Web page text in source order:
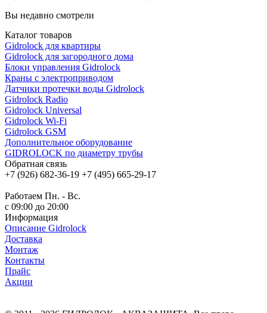
Вы недавно смотрели
Каталог товаров
Gidrolock для квартиры
Gidrolock для загородного дома
Блоки управления Gidrolock
Краны с электроприводом
Датчики протечки воды Gidrolock
Gidrolock Radio
Gidrolock Universal
Gidrolock Wi-Fi
Gidrolock GSM
Дополнительное оборудование
GIDROLOCK по диаметру трубы
Обратная связь
+7 (926) 682-36-19 +7 (495) 665-29-17
Работаем Пн. - Вс.
с 09:00 до 20:00
Информация
Описание Gidrolock
Доставка
Монтаж
Контакты
Прайс
Акции